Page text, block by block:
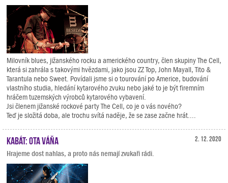
Milovník blues, jižanského rocku a amerického country, člen skupiny The Cell,
která si zahrála s takovými hvězdami, jako jsou ZZ Top, John Mayall, Tito &
Tarantula nebo Sweet. Povídali jsme si o tourování po Americe, budování
vlastního studia, hledání kytarového zvuku nebo jaké to je být firemním
hráčem tuzemských výrobců kytarového vybavení.
Jsi členem jižanské rockové party The Cell, co je o vás nového?
Teď je složitá doba, ale trochu svítá naděje, že se zase začne hrát....
2. 12. 2020
Kabát: Ota Váňa
Hrajeme dost nahlas, a proto nás nemají zvukaři rádi.